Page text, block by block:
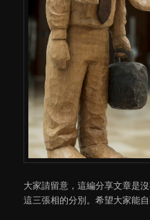
大家請留意，這編分享文章是
這三張相的分別。希望大家能